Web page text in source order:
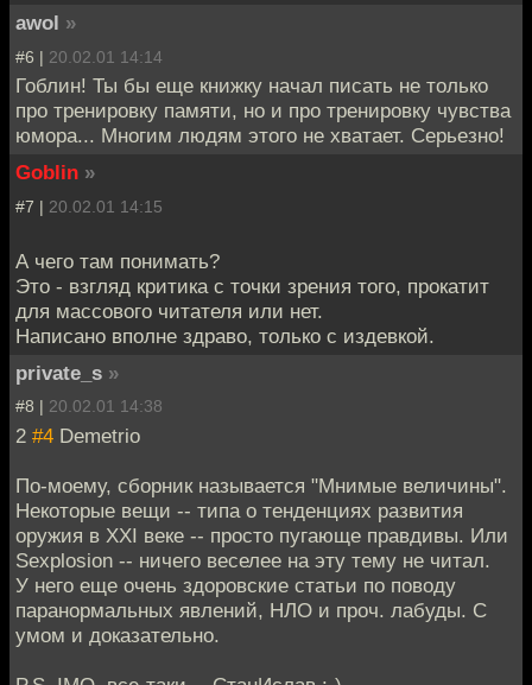
awol »
#6 | 20.02.01 14:14
Гоблин! Ты бы еще книжку начал писать не только
про тренировку памяти, но и про тренировку чувства
юмора... Многим людям этого не хватает. Серьезно!
Goblin »
#7 | 20.02.01 14:15
А чего там понимать?
Это - взгляд критика с точки зрения того, прокатит
для массового читателя или нет.
Написано вполне здраво, только с издевкой.
private_s »
#8 | 20.02.01 14:38
2 #4 Demetrio
По-моему, сборник называется "Мнимые величины".
Некоторые вещи -- типа о тенденциях развития
оружия в XXI веке -- просто пугающе правдивы. Или
Sexplosion -- ничего веселее на эту тему не читал.
У него еще очень здоровские статьи по поводу
паранормальных явлений, НЛО и проч. лабуды. С
умом и доказательно.